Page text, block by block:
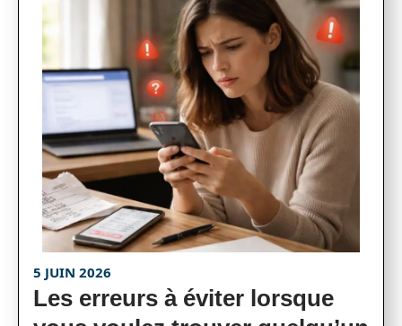
5 JUIN 2026
Les erreurs à éviter lorsque